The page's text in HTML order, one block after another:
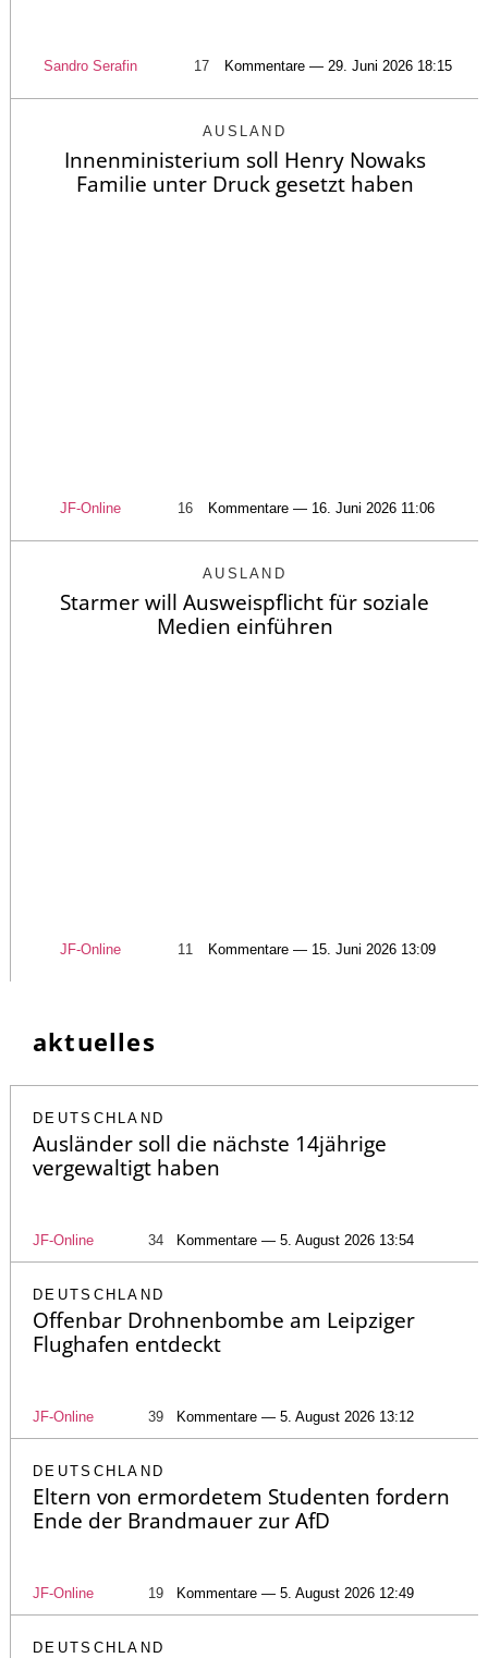
Sandro Serafin 17 Kommentare — 29. Juni 2026 18:15
AUSLAND
Innenministerium soll Henry Nowaks
Familie unter Druck gesetzt haben
JF-Online 16 Kommentare — 16. Juni 2026 11:06
AUSLAND
Starmer will Ausweispflicht für soziale
Medien einführen
JF-Online 11 Kommentare — 15. Juni 2026 13:09
aktuelles
DEUTSCHLAND
Ausländer soll die nächste 14jährige
vergewaltigt haben
JF-Online 34 Kommentare — 5. August 2026 13:54
DEUTSCHLAND
Offenbar Drohnenbombe am Leipziger
Flughafen entdeckt
JF-Online 39 Kommentare — 5. August 2026 13:12
DEUTSCHLAND
Eltern von ermordetem Studenten fordern
Ende der Brandmauer zur AfD
JF-Online 19 Kommentare — 5. August 2026 12:49
DEUTSCHLAND